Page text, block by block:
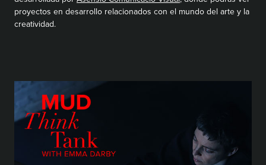
proyectos en desarrollo relacionados con el mundo del arte y la
creatividad.